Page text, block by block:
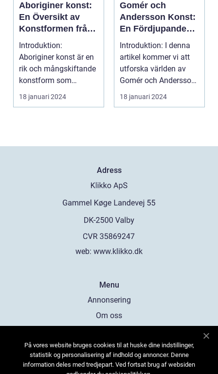
Aboriginer konst:
En Översikt av
Konstformen från
Australiens
Urinvånare
Introduktion:
Aboriginer konst är en
rik och mångskiftande
konstform som
härstammar från
Australiens...
18 januari 2024
Gomér och
Andersson Konst:
En Fördjupande
Översikt
Introduktion: I denna
artikel kommer vi att
utforska världen av
Gomér och Andersson
konst, dess olik...
18 januari 2024
Adress
web: www.klikko.dk
Menu
Annonsering
Om oss
Kontakta oss
Sitemap
På vores website bruges cookies til at huske dine indstillinger,
statistik og personalisering af indhold og annoncer. Denne
information deles med tredjepart. Ved fortsat brug af websiden